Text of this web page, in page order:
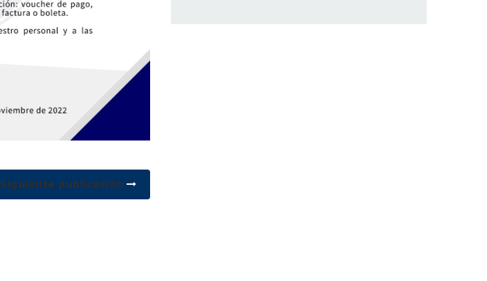
Siguiente publicación